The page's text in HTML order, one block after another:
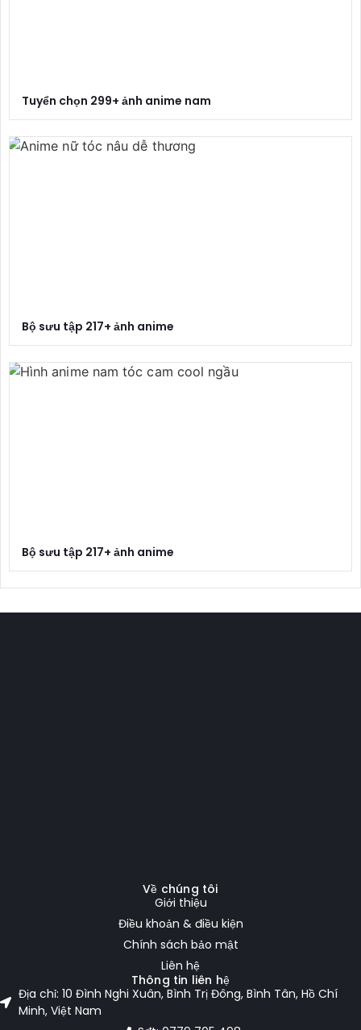
Tuyển chọn 299+ ảnh anime nam
Bộ sưu tập 217+ ảnh anime
Bộ sưu tập 217+ ảnh anime
Về chúng tôi
Giới thiệu
Điều khoản & điều kiện
Chính sách bảo mật
Liên hệ
Thông tin liên hệ
Địa chỉ: 10 Đình Nghi Xuân, Bình Trị Đông, Bình Tân, Hồ Chí
Minh, Việt Nam